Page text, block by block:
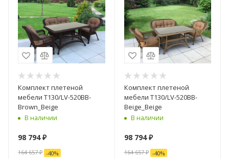
Комплект плетеной
мебели T130/LV-520BB-
Brown_Beige
В наличии
98 794₽
164 657₽ -40%
Комплект плетеной
мебели T130/LV-520BB-
Beige_Beige
В наличии
98 794₽
164 657₽ -40%